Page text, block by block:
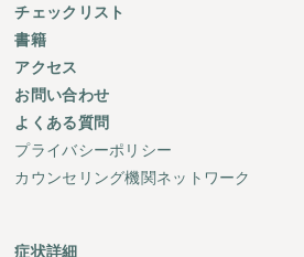
チェックリスト
書籍
アクセス
お問い合わせ
よくある質問
プライバシーポリシー
カウンセリング機関ネットワーク
症状詳細